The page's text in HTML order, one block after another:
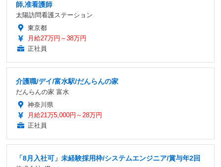
師,准看護師
太陽訪問看護ステーション
東京都
月給27万円～38万円
正社員
介護職/デイ/富水駅/だんらんの家
だんらんの家 富水
神奈川県
月給21万5,000円～28万円
正社員
「8月入社可」未経験採用枠/システムエンジニア/賞与年2回